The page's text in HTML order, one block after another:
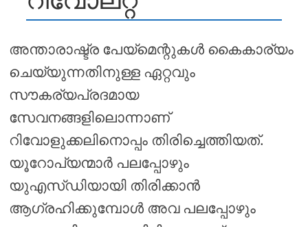
അന്താരാഷ്ട്ര പേയ്മെന്റുകൾ കൈകാര്യം
ചെയ്യുന്നതിനുള്ള ഏറ്റവും
സൗകര്യപ്രദമായ
സേവനങ്ങളിലൊന്നാണ്
റിവോളുക്കലിനൊപ്പം തിരിച്ചെത്തിയത്.
യൂറോപ്യന്മാർ പലപ്പോഴും
യുഎസ്ഡിയായി തിരിക്കാൻ
ആഗ്രഹിക്കുമ്പോൾ അവ പലപ്പോഴും